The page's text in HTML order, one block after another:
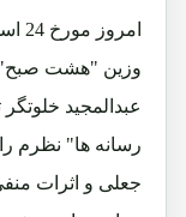
وزین "هشت صبح"
عبدالمجید
رسانه ها" نظرم
جعلی و اثرات